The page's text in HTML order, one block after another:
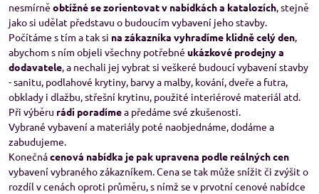
nesmírně obtížné se zorientovat v nabídkách a katalozích, stejně
jako si udělat představu o budoucím vybavení jeho stavby.
Počítáme s tím a tak si na zákazníka vyhradíme klidně celý den,
abychom s ním objeli všechny potřebné ukázkové prodejny a
dodavatele, a nechali jej vybrat si veškeré budoucí vybavení stavby
- sanitu, podlahové krytiny, barvy a malby, kování, dveře a futra,
obklady i dlažbu, střešní krytinu, použité interiérové materiál atd.
Při výběru rádi poradímea předáme své zkušenosti.
Vybrané vybavení a materiály poté naobjednáme, dodáme a
zabudujeme.
Konečnácenová nabídka je pak upravena podle reálných cen
vybavení vybraného zákazníkem. Cena se tak může snížit či zvýšit o
rozdíl v cenách oproti průměru, s nímž se v prvotní cenové nabídce